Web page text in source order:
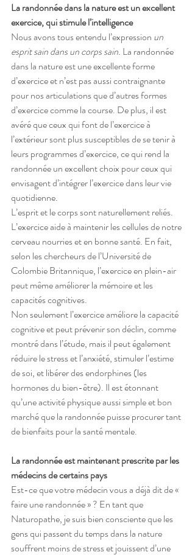
La randonnée dans la nature est un excellent
exercice, qui stimule l’intelligence
Nous avons tous entendu l’expression un
esprit sain dans un corps sain. La randonnée
dans la nature est une excellente forme
d’exercice et n’est pas aussi contraignante
pour nos articulations que d’autres formes
d’exercice comme la course. De plus, il est
avéré que ceux qui font de l’exercice à
l’extérieur sont plus susceptibles de se tenir à
leurs programmes d’exercice, ce qui rend la
randonnée un excellent choix pour ceux qui
envisagent d’intégrer l’exercice dans leur vie
quotidienne.
L’esprit et le corps sont naturellement reliés.
L’exercice aide à maintenir les cellules de notre
cerveau nourries et en bonne santé. En fait,
selon les chercheurs de l’Université de
Colombie Britannique, l’exercice en plein-air
peut même améliorer la mémoire et les
capacités cognitives.
Non seulement l’exercice améliore la capacité
cognitive et peut prévenir son déclin, comme
montré dans l’étude, mais il peut également
réduire le stress et l’anxiété, stimuler l’estime
de soi, et libérer des endorphines (les
hormones du bien-être). Il est étonnant
qu’une activité physique aussi simple et bon
marché que la randonnée puisse procurer tant
de bienfaits pour la santé mentale.
La randonnée est maintenant prescrite par les
médecins de certains pays
Est-ce que votre médecin vous a déjà dit de «
faire une randonnée » ? En tant que
Naturopathe, je suis bien consciente que les
gens qui passent du temps dans la nature
souffrent moins de stress et jouissent d’une